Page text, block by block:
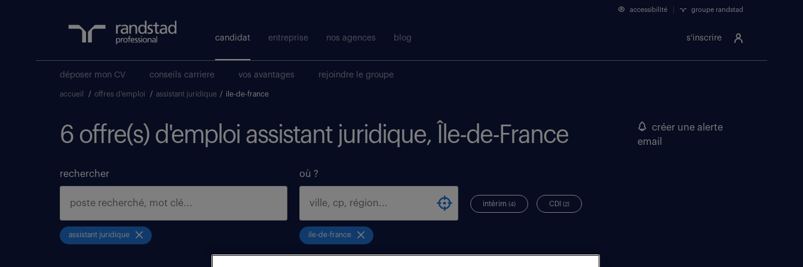
s'inscrire
accessibilité groupe randstad
candidat entreprise nos agences blog
déposer mon CV conseils carriere vos avantages rejoindre le groupe
accueil / offres d'emploi / assistant juridique / ile-de-france
6 offre(s) d'emploi assistant juridique, Île-de-France
créer une alerte
email
rechercher
assistant juridique
où ?
ile-de-france
intérim(4) CDI(2)